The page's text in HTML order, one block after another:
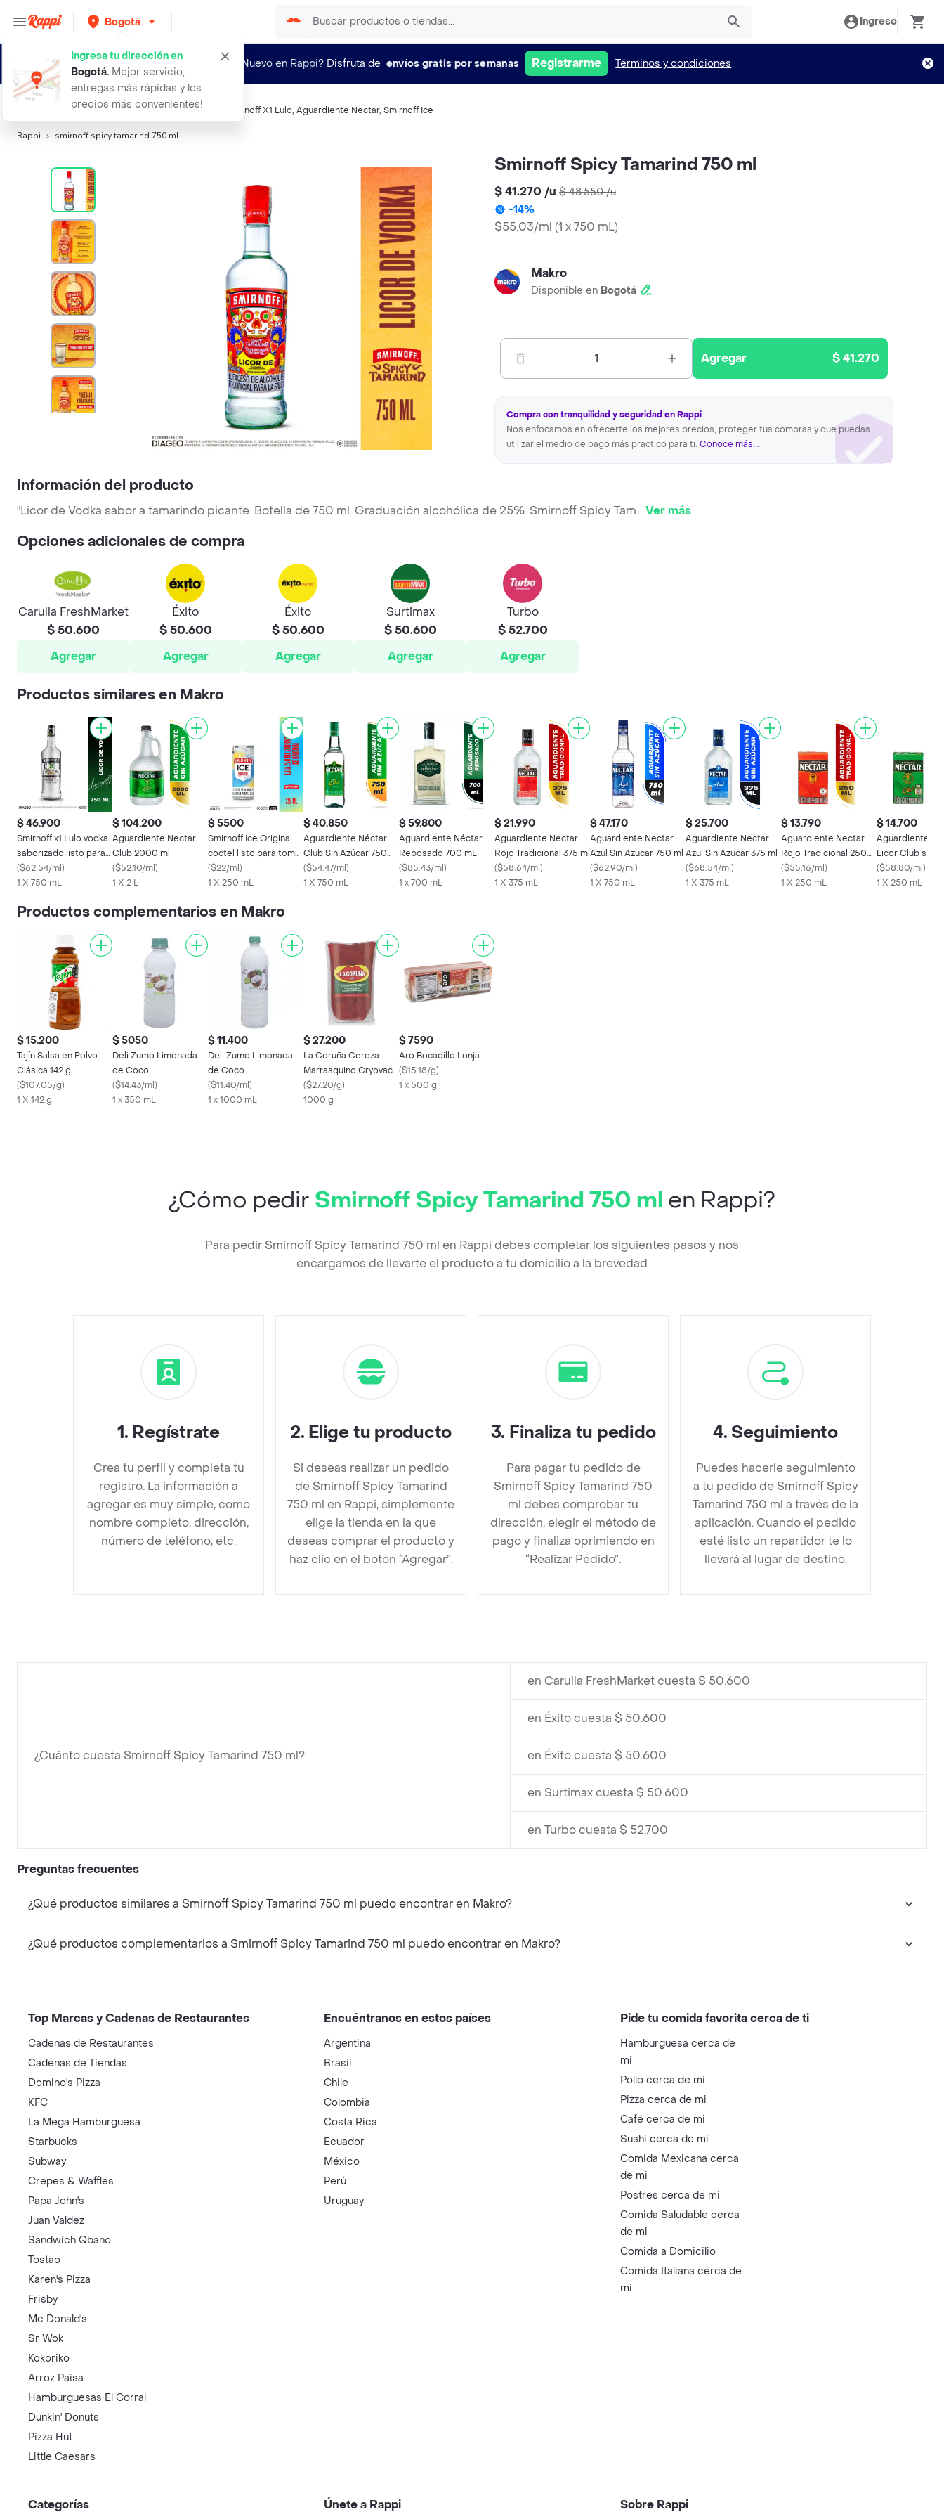
Bogotá
Ingresa tu dirección en
Bogotá. Mejor servicio,
entregas más rápidas y los
precios más convenientes!
Ingreso
¿Nuevo en Rappi? Disfruta de envíos gratis por semanas Registrarme Términos y condiciones
Búsquedas relacionadas:Aguardientes,Smirnoff Smirnoff X1 Lulo, Aguardiente Nectar, Smirnoff Ice
Rappi smirnoff spicy tamarind 750 ml
Smirnoff Spicy Tamarind 750 ml
$ 41.270 /u $ 48.550/u
-14%
$55.03/ml (1 x 750 mL)
Makro
Disponible en Bogotá
1 Agregar $ 41.270
Compra con tranquilidad y seguridad en Rappi
Nos enfocamos en ofrecerte los mejores precios, proteger tus compras y que puedas
utilizar el medio de pago más practico para ti. Conoce más...
Información del producto
"Licor de Vodka sabor a tamarindo picante. Botella de 750 ml. Graduación alcohólica de 25%. Smirnoff Spicy Tam...Ver más
Opciones adicionales de compra
Carulla FreshMarket
$ 50.600
Agregar
Éxito
$ 50.600
Agregar
Éxito
$ 50.600
Agregar
Surtimax
$ 50.600
Agregar
Turbo
$ 52.700
Agregar
Productos similares en Makro
$ 46.900
Smirnoff x1 Lulo vodka
saborizado listo para
tomar 750 ml
($62.54/ml)
1 X 750 mL
$ 104.200
Aguardiente Nectar
Club 2000 ml
($52.10/ml)
1 X 2 L
$ 5500
Smirnoff Ice Original
coctel listo para tomar
lata 250 ml
($22/ml)
1 X 250 mL
$ 40.850
Aguardiente Néctar
Club Sin Azúcar 750
mL
($54.47/ml)
1 X 750 mL
$ 59.800
Aguardiente Néctar
Reposado 700 mL
($85.43/ml)
1 x 700 mL
$ 21.990
Aguardiente Nectar
Rojo Tradicional 375 ml
($58.64/ml)
1 X 375 mL
$ 47.170
Aguardiente Nectar
Azul Sin Azucar 750 ml
($62.90/ml)
1 X 750 mL
$ 25.700
Aguardiente Nectar
Azul Sin Azucar 375 ml
($68.54/ml)
1 X 375 mL
$ 13.790
Aguardiente Nectar
Rojo Tradicional 250
ml
($55.16/ml)
1 X 250 mL
$ 14.700
Aguardiente
Licor Club sin
($58.80/ml)
1 X 250 mL
Productos complementarios en Makro
$ 15.200
Tajín Salsa en Polvo
Clásica 142 g
($107.05/g)
1 X 142 g
$ 5050
Deli Zumo Limonada
de Coco
($14.43/ml)
1 x 350 mL
$ 11.400
Deli Zumo Limonada
de Coco
($11.40/ml)
1 x 1000 mL
$ 27.200
La Coruña Cereza
Marrasquino Cryovac
($27.20/g)
1000 g
$ 7590
Aro Bocadillo Lonja
($15.18/g)
1 x 500 g
¿Cómo pedir Smirnoff Spicy Tamarind 750 ml en Rappi?
Para pedir Smirnoff Spicy Tamarind 750 ml en Rappi debes completar los siguientes pasos y nos
encargamos de llevarte el producto a tu domicilio a la brevedad
1. Regístrate
Crea tu perfil y completa tu
registro. La información a
agregar es muy simple, como
nombre completo, dirección,
número de teléfono, etc.
2. Elige tu producto
Si deseas realizar un pedido
de Smirnoff Spicy Tamarind
750 ml en Rappi, simplemente
elige la tienda en la que
deseas comprar el producto y
haz clic en el botón “Agregar”.
3. Finaliza tu pedido
Para pagar tu pedido de
Smirnoff Spicy Tamarind 750
ml debes comprobar tu
dirección, elegir el método de
pago y finaliza oprimiendo en
“Realizar Pedido”.
4. Seguimiento
Puedes hacerle seguimiento
a tu pedido de Smirnoff Spicy
Tamarind 750 ml a través de la
aplicación. Cuando el pedido
esté listo un repartidor te lo
llevará al lugar de destino.
¿Cuánto cuesta Smirnoff Spicy Tamarind 750 ml?
en Carulla FreshMarket cuesta $ 50.600
en Éxito cuesta $ 50.600
en Éxito cuesta $ 50.600
en Surtimax cuesta $ 50.600
en Turbo cuesta $ 52.700
Preguntas frecuentes
¿Qué productos similares a Smirnoff Spicy Tamarind 750 ml puedo encontrar en Makro?
¿Qué productos complementarios a Smirnoff Spicy Tamarind 750 ml puedo encontrar en Makro?
Top Marcas y Cadenas de Restaurantes
Cadenas de Restaurantes
Cadenas de Tiendas
Domino's Pizza
KFC
La Mega Hamburguesa
Starbucks
Subway
Crepes & Waffles
Papa John's
Juan Valdez
Sandwich Qbano
Tostao
Karen's Pizza
Frisby
Mc Donald's
Sr Wok
Kokoriko
Arroz Paisa
Hamburguesas El Corral
Dunkin' Donuts
Pizza Hut
Little Caesars
Encuéntranos en estos países
Argentina
Brasil
Chile
Colombia
Costa Rica
Ecuador
México
Perú
Uruguay
Pide tu comida favorita cerca de ti
Hamburguesa cerca de
mi
Pollo cerca de mi
Pizza cerca de mi
Café cerca de mi
Sushi cerca de mi
Comida Mexicana cerca
de mi
Postres cerca de mi
Comida Saludable cerca
de mi
Comida a Domicilio
Comida Italiana cerca de
mi
Categorías Únete a Rappi Sobre Rappi